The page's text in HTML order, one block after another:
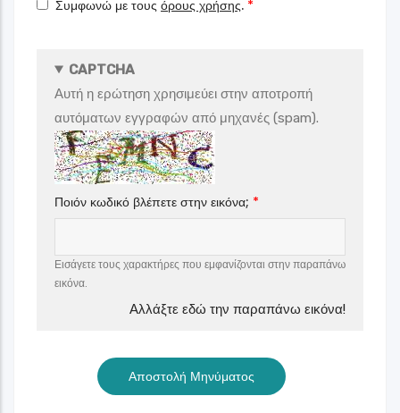
Συμφωνώ με τους όρους χρήσης.
CAPTCHA
Αυτή η ερώτηση χρησιμεύει στην αποτροπή
αυτόματων εγγραφών από μηχανές (spam).
Ποιόν κωδικό βλέπετε στην εικόνα;
Εισάγετε τους χαρακτήρες που εμφανίζονται στην παραπάνω
εικόνα.
Αλλάξτε εδώ την παραπάνω εικόνα!